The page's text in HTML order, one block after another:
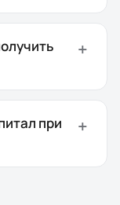
при